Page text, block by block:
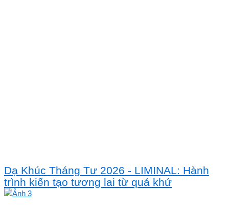
Dạ Khúc Tháng Tư 2026 - LIMINAL: Hành
trình kiến tạo tương lai từ quá khứ